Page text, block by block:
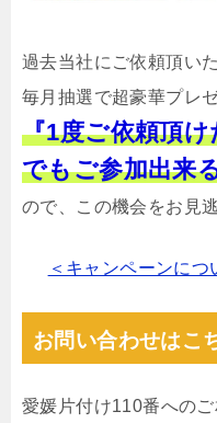
過去当社にご依頼頂い
毎月抽選で超豪華プレ
『1度ご依頼頂
でもご参加出来
ので、この機会をお見
＜キャンペーンにつ
お問い合わせはこ
愛媛片付け110番への